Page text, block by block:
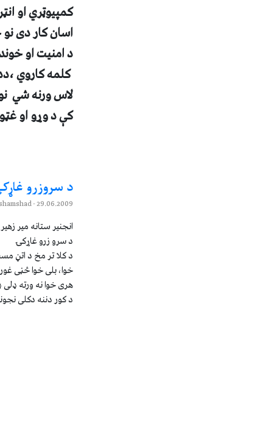
کمپيوټري او
اسان کار دی
د امنيت او
کلمه کاروي
لاس ورنه شي
کې د وړو او
د سروزرو
29.06.2009
- shamshad
انجنير ستانه مير زهير
د سرو زرو غاړکۍ
د کلا تر مخ د اتڼ
خوا، بلی خوا څڼی
هری خوا نه ورته ډلی
د کور دننه دکلی